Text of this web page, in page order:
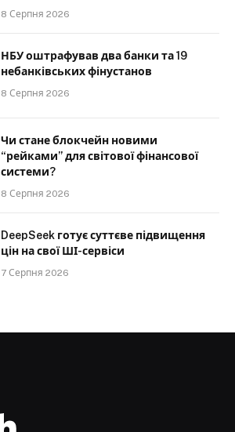
8 Серпня 2026
НБУ оштрафував два банки та 19
небанківських фінустанов
8 Серпня 2026
Чи стане блокчейн новими
“рейками” для світової фінансової
системи?
8 Серпня 2026
DeepSeek готує суттєве підвищення
цін на свої ШІ-сервіси
7 Серпня 2026